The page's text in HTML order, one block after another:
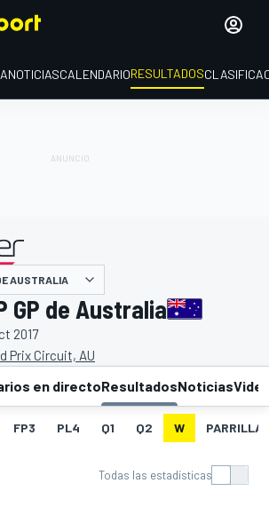
NOTICIASCALENDARIORESULTADOS
AUSTRALIA
GP de Australia
2017
Prix Circuit, AU
en directoResultadosNoticias
FP3 PL4 Q1 Q2 W PARRILLA
Todas las estadísticas